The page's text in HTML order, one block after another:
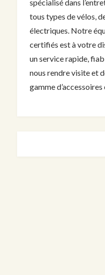
spécialisé dans
tous types de vélos,
électriques. Notre
certifiés est à votre
un service rapide,
nous rendre visite et
gamme